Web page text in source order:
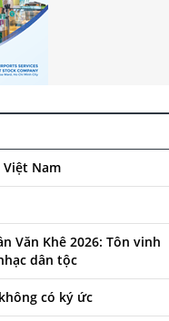
Nam
Văn Khê 2026: Tôn vinh
dân tộc
có ký ức